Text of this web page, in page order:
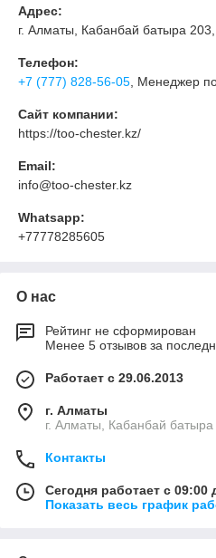
Адрес:
г. Алматы, Кабанбай батыра
Телефон:
+7 (777) 828-56-05 , Менеджер
Сайт компании:
https://too-chester.kz/
Email:
info@too-chester.kz
Whatsapp:
+77778285605
О нас
Рейтинг не сформирован
Менее 5 отзывов за
Работает с 29.06.2013
г. Алматы
г. Алматы, Кабанбай
Контакты
Сегодня работает с 09:00
Показать весь график